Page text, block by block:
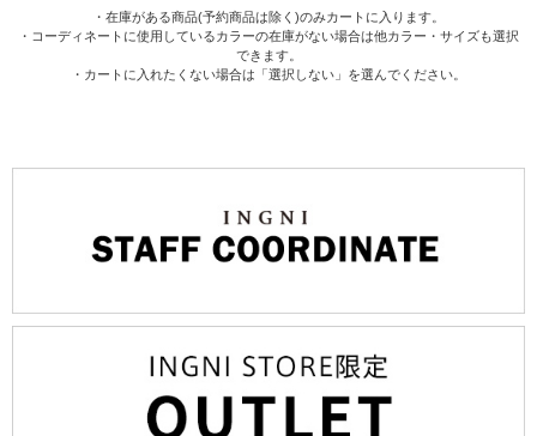
・在庫がある商品(予約商品は除く)のみカートに入ります。
・コーディネートに使用しているカラーの在庫がない場合は他カラー・サイズも選択
できます。
・カートに入れたくない場合は「選択しない」を選んでください。